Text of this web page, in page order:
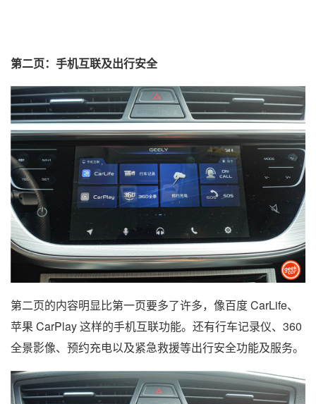
第二页：手机互联及出行安全
第二页的内容明显比第一页要多了许多，像百度 CarLife、
苹果 CarPlay 这样的手机互联功能。还有行车记录仪、360
全景影像、预约充电以及紧急救援等出行安全功能及服务。